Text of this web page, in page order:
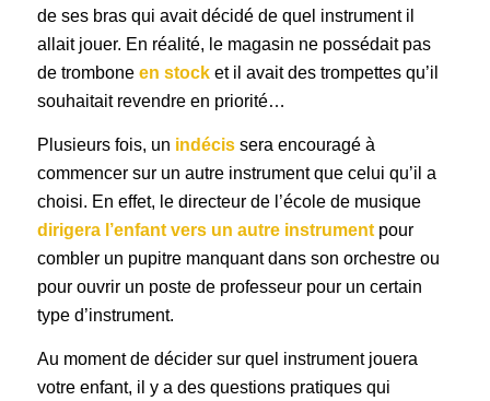
de ses bras qui avait décidé de quel instrument il
allait jouer. En réalité, le magasin ne possédait pas
de trombone en stocket il avait des trompettes qu’il
souhaitait revendre en priorité…
Plusieurs fois, un indécissera encouragé à
commencer sur un autre instrument que celui qu’il a
choisi. En effet, le directeur de l’école de musique
dirigera l’enfant vers un autre instrumentpour
combler un pupitre manquant dans son orchestre ou
pour ouvrir un poste de professeur pour un certain
type d’instrument.
Au moment de décider sur quel instrument jouera
votre enfant, il y a des questions pratiques qui